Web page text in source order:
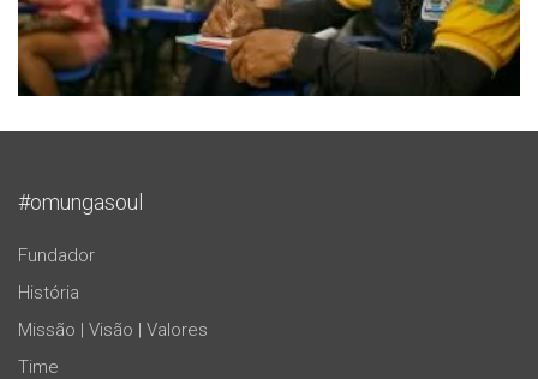
#omungasoul
Fundador
História
Missão | Visão | Valores
Time